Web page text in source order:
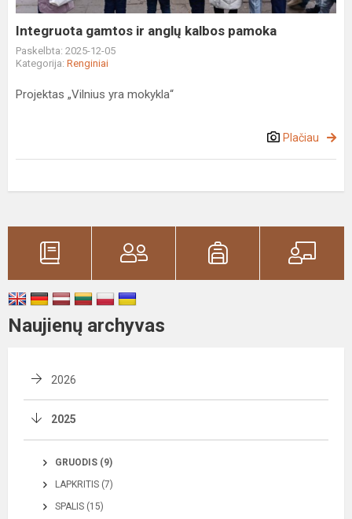
Integruota gamtos ir anglų kalbos pamoka
Paskelbta: 2025-12-05
Kategorija: Renginiai
Projektas „Vilnius yra mokykla“
Plačiau
Naujienų archyvas
2026
2025
GRUODIS (9)
LAPKRITIS (7)
SPALIS (15)